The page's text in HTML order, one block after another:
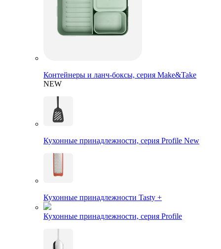
Контейнеры и ланч-боксы, серия Make&Take
NEW
Кухонные принадлежности, серия Profile New
Кухонные принадлежности Tasty +
Кухонные принадлежности, серия Profile